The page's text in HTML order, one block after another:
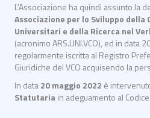
L'Associazione ha quindi assunto la
Associazione per lo Sviluppo della
Universitari e della Ricerca nel
(acronimo ARS.UNI.VCO), ed in data
regolarmente iscritta al Registro
Giuridiche del VCO acquisendo la
In data20 maggio 2022 è
Statutariain adeguamento al